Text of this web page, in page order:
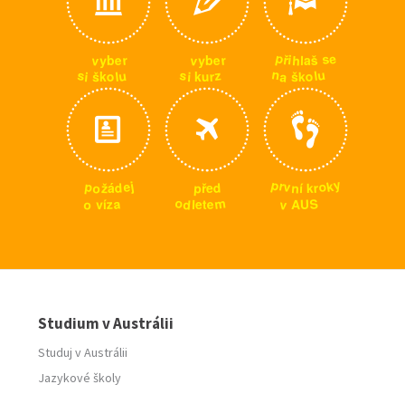
vyber
si školu
vyber
si kurz
přihlaš se
na školu
požádej
o víza
před
odletem
prvníkroky
v AUS
Studium v Austrálii
Studuj v Austrálii
Jazykové školy